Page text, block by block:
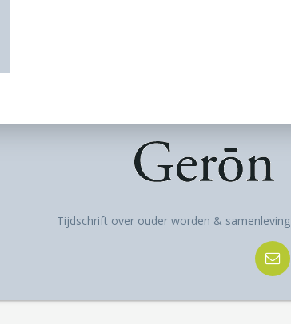
Tijdschrift over ouder worden & samenleving